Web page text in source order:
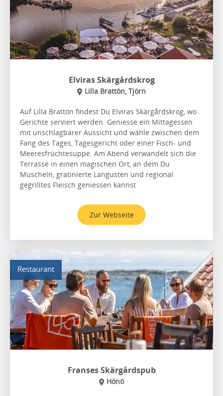
Elviras Skärgårdskrog
Lilla Brattön, Tjörn
Auf Lilla Brattön findest Du Elviras Skärgårdskrog, wo
Gerichte serviert werden. Geniesse ein Mittagessen
mit unschlagbarer Aussicht und wähle zwischen dem
Fang des Tages, Tagesgericht oder einer Fisch- und
Meeresfrüchtesuppe. Am Abend verwandelt sich die
Terrasse in einen magischen Ort, an dem Du
Muscheln, gratinierte Langusten und regional
gegrilltes Fleisch geniessen kannst
Zur Webseite
Restaurant
Franses Skärgårdspub
Hönö